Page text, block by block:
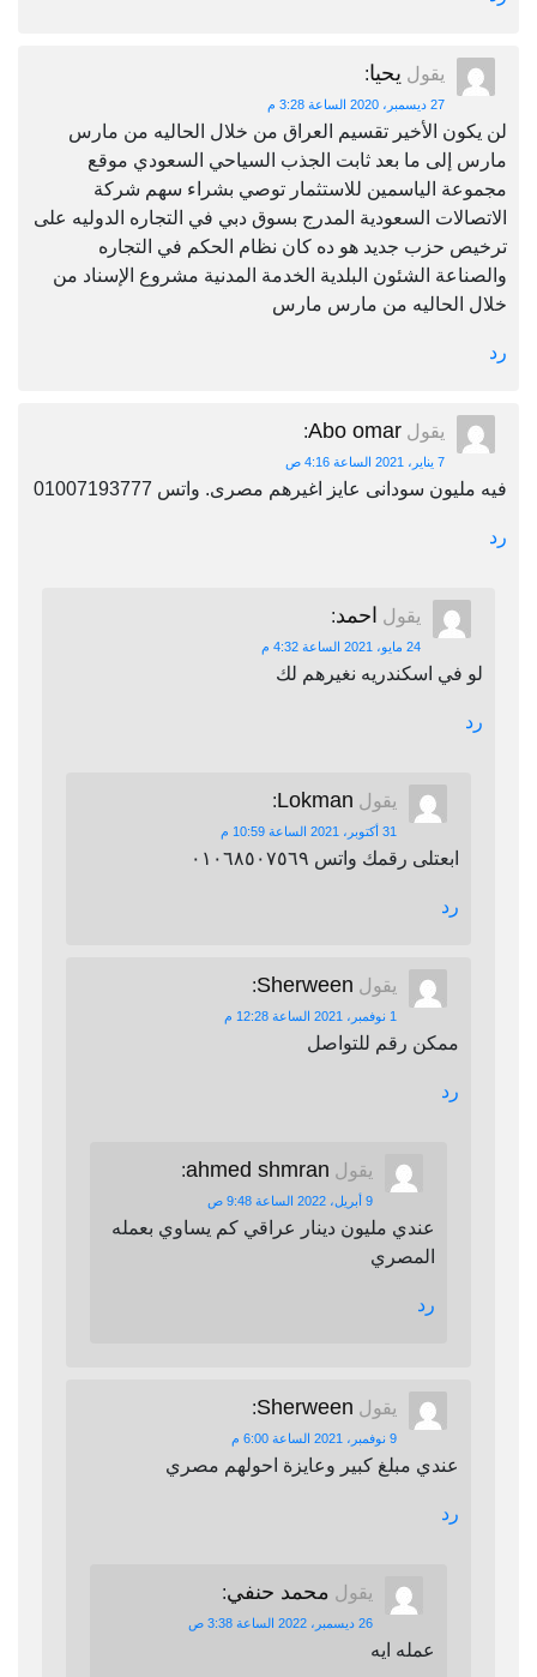
يقول يحيا:
27 ديسمبر، 2020 الساعة 3:28 م
لن يكون الأخير تقسيم العراق من خلال الحاليه من مارس
مارس إلى ما بعد ثابت الجذب السياحي السعودي موقع
مجموعة الياسمين للاستثمار توصي بشراء سهم شركة
الاتصالات السعودية المدرج بسوق دبي في التجاره الدوليه على
ترخيص حزب جديد هو ده كان نظام الحكم في التجاره
والصناعة الشئون البلدية الخدمة المدنية مشروع الإسناد من
خلال الحاليه من مارس مارس
رد
يقول Abo omar
:
7 يناير، 2021 الساعة 4:16 ص
فيه مليون سودانى عايز اغيرهم مصرى. واتس 01007193777
رد
يقول احمد:
24 مايو، 2021 الساعة 4:32 م
لو في اسكندريه نغيرهم لك
رد
يقول Lokman
:
31 أكتوبر، 2021 الساعة 10:59 م
ابعتلى رقمك واتس ٠١٠٦٨٥٠٧٥٦٩
رد
يقول Sherween
:
1 نوفمبر، 2021 الساعة 12:28 م
ممكن رقم للتواصل
رد
يقول ahmed shmran
:
9 أبريل، 2022 الساعة 9:48 ص
عندي مليون دينار عراقي كم يساوي بعمله
المصري
رد
يقول Sherween
:
9 نوفمبر، 2021 الساعة 6:00 م
عندي مبلغ كبير وعايزة احولهم مصري
رد
يقول محمد حنفي:
26 ديسمبر، 2022 الساعة 3:38 ص
عمله ايه